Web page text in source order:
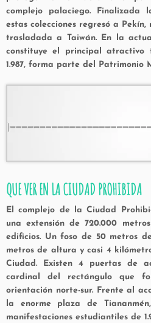
complejo palaciego.
estas colecciones regresó a
trasladada a Taiwán. En la
constituye el principal atractivo
1.987, forma parte del Patrimonio
QUE VER EN LA CIUDAD PROHIBIDA
El complejo de la Ciudad
una extensión de 720.000
edificios. Un foso de 50 metros
metros de altura y casi 4
Ciudad. Existen 4 puertas de
cardinal del rectángulo que
orientación norte-sur. Frente al
la enorme plaza de
manifestaciones estudiantiles de